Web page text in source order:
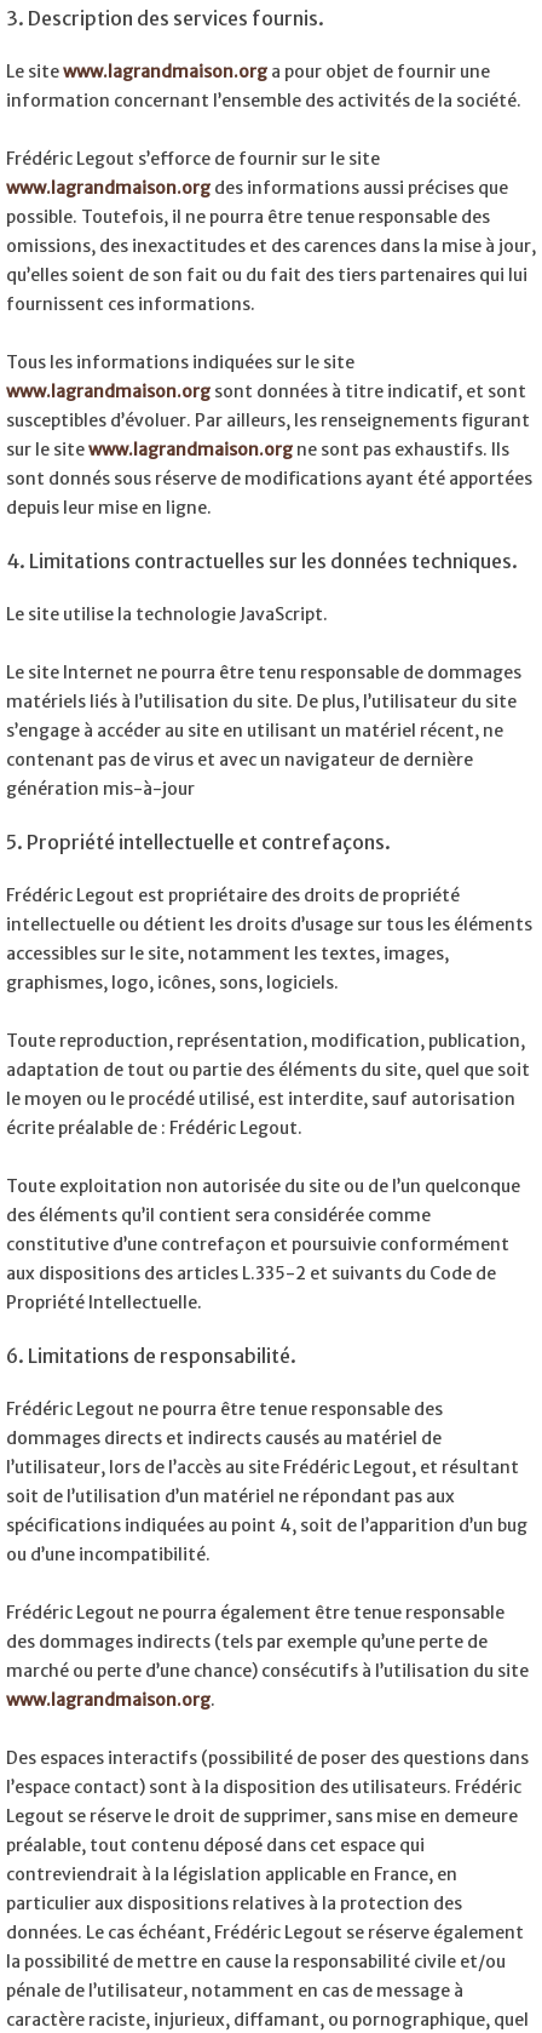
3. Description des services fournis.
Le sitewww.lagrandmaison.org a pour objet de fournir une
information concernant l’ensemble des activités de la société.
Frédéric Legout s’efforce de fournir sur le site
www.lagrandmaison.org des informations aussi précises que
possible. Toutefois, il ne pourra être tenue responsable des
omissions, des inexactitudes et des carences dans la mise à jour,
qu’elles soient de son fait ou du fait des tiers partenaires qui lui
fournissent ces informations.
Tous les informations indiquées sur le site
www.lagrandmaison.org sont données à titre indicatif, et sont
susceptibles d’évoluer. Par ailleurs, les renseignements figurant
sur le sitewww.lagrandmaison.org ne sont pas exhaustifs. Ils
sont donnés sous réserve de modifications ayant été apportées
depuis leur mise en ligne.
4. Limitations contractuelles sur les données techniques.
Le site utilise la technologie JavaScript.
Le site Internet ne pourra être tenu responsable de dommages
matériels liés à l’utilisation du site. De plus, l’utilisateur du site
s’engage à accéder au site en utilisant un matériel récent, ne
contenant pas de virus et avec un navigateur de dernière
génération mis-à-jour
5. Propriété intellectuelle et contrefaçons.
Frédéric Legout est propriétaire des droits de propriété
intellectuelle ou détient les droits d’usage sur tous les éléments
accessibles sur le site, notamment les textes, images,
graphismes, logo, icônes, sons, logiciels.
Toute reproduction, représentation, modification, publication,
adaptation de tout ou partie des éléments du site, quel que soit
le moyen ou le procédé utilisé, est interdite, sauf autorisation
écrite préalable de : Frédéric Legout.
Toute exploitation non autorisée du site ou de l’un quelconque
des éléments qu’il contient sera considérée comme
constitutive d’une contrefaçon et poursuivie conformément
aux dispositions des articles L.335-2 et suivants du Code de
Propriété Intellectuelle.
6. Limitations de responsabilité.
Frédéric Legout ne pourra être tenue responsable des
dommages directs et indirects causés au matériel de
l’utilisateur, lors de l’accès au site Frédéric Legout, et résultant
soit de l’utilisation d’un matériel ne répondant pas aux
spécifications indiquées au point 4, soit de l’apparition d’un bug
ou d’une incompatibilité.
Frédéric Legout ne pourra également être tenue responsable
des dommages indirects (tels par exemple qu’une perte de
marché ou perte d’une chance) consécutifs à l’utilisation du site
www.lagrandmaison.org.
Des espaces interactifs (possibilité de poser des questions dans
l’espace contact) sont à la disposition des utilisateurs. Frédéric
Legout se réserve le droit de supprimer, sans mise en demeure
préalable, tout contenu déposé dans cet espace qui
contreviendrait à la législation applicable en France, en
particulier aux dispositions relatives à la protection des
données. Le cas échéant, Frédéric Legout se réserve également
la possibilité de mettre en cause la responsabilité civile et/ou
pénale de l’utilisateur, notamment en cas de message à
caractère raciste, injurieux, diffamant, ou pornographique, quel